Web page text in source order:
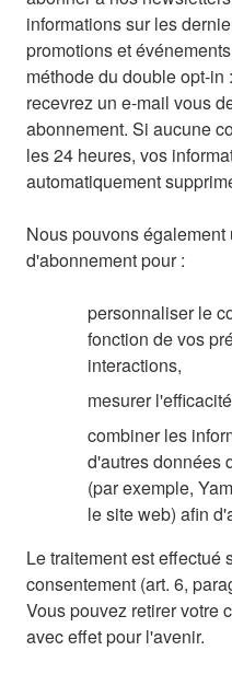
informations sur les
promotions et
méthode du double opt-
recevrez un e-mail vous
abonnement. Si aucune
les 24 heures, vos
automatiquement
Nous pouvons
d'abonnement pour :
personnaliser le
fonction de vos
interactions,
mesurer
combiner les
d'autres données
(par exemple,
le site web) afin
Le traitement est effectué
consentement (art. 6,
Vous pouvez retirer votre
avec effet pour l'avenir.